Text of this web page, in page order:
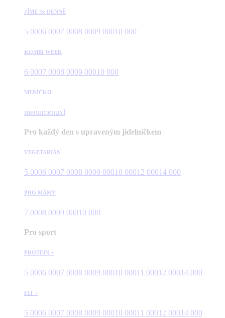
JÍME 3x DENNĚ
5 0006 0007 0008 0009 00010 000
KOMBI WEEK
6 0007 0008 0009 00010 000
MENÍČKO
menumenuxl
Pro každý den s upraveným jídelníčkem
VEGETARIÁN
5 0006 0007 0008 0009 00010 00012 00014 000
PRO MÁMY
7 0008 0009 00010 000
Pro sport
PROTEIN +
5 0006 0007 0008 0009 00010 00011 00012 00014 000
FIT +
5 0006 0007 0008 0009 00010 00011 00012 00014 000